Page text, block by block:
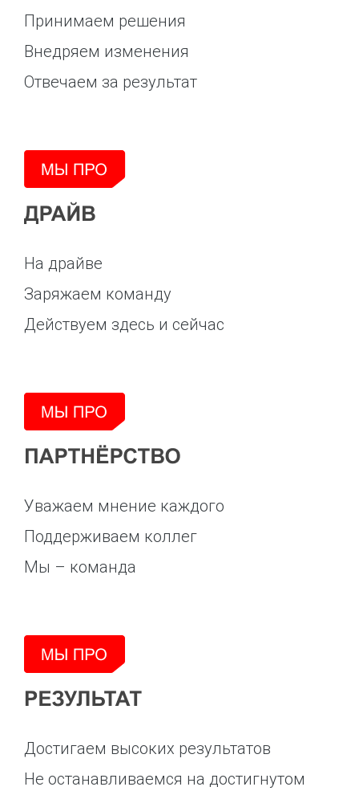
Принимаем решения
Внедряем изменения
Отвечаем за результат
На драйве
Заряжаем команду
Действуем здесь и сейчас
Уважаем мнение каждого
Поддерживаем коллег
Мы – команда
Достигаем высоких результатов
Не останавливаемся на достигнутом